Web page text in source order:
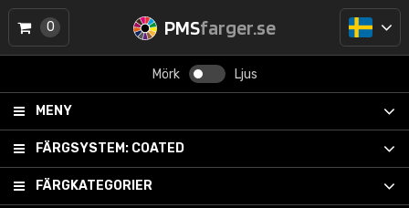
PMSfarger.se
Mörk Ljus
MENY
FÄRGSYSTEM: COATED
FÄRGKATEGORIER
0